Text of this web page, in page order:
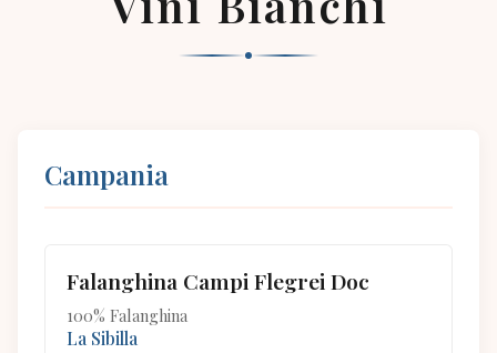
Campania
Falanghina Campi Flegrei Doc
100% Falanghina
La Sibilla